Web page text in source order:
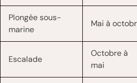
Plongée sous-
marine
Mai à
Escalade
Octobre à
mai